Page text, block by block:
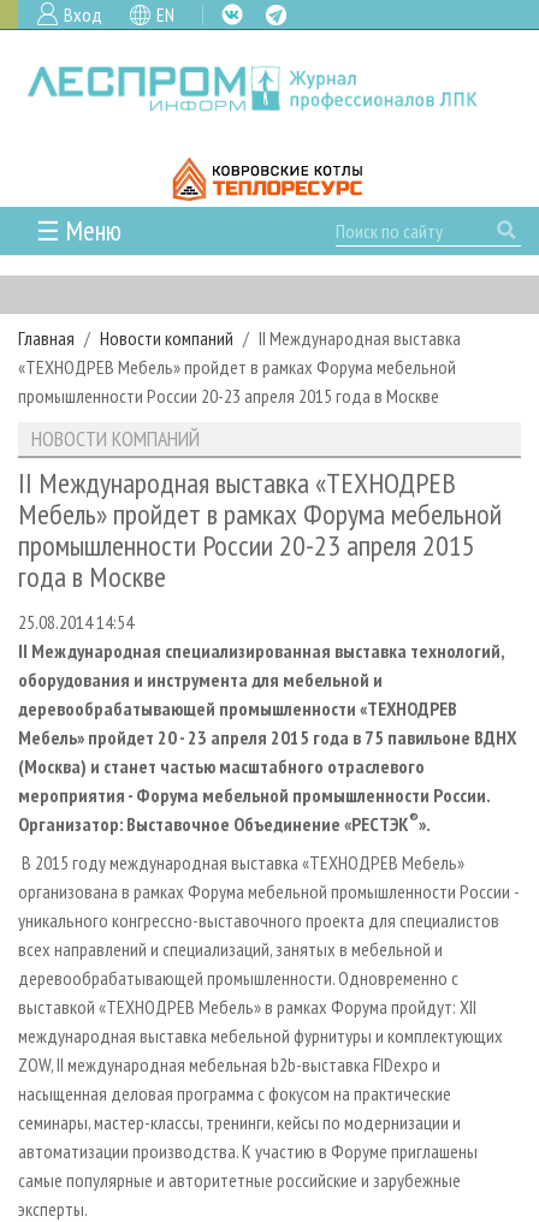
Вход EN
☰ Меню
ГЛАВНАЯ
РУБРИКИ И ТЕМЫ
РУБРИКИ ЖУРНАЛА
ЛЕСНОЕ ХОЗЯЙСТВО
ЛЕСОЗАГОТОВКА
ЛЕСОПИЛЕНИЕ
ДЕРЕВООБРАБОТКА
СУШКА ДРЕВЕСИНЫ
ПРОИЗВОДСТВО ДРЕВЕСНЫХ ПЛИТ
ДЕРЕВЯННОЕ ДОМОСТРОЕНИЕ
ПРОИЗВОДСТВО МЕБЕЛИ
БИОЭНЕРГЕТИКА
ЦБП
ИНСТРУМЕНТ И МАТЕРИАЛЫ
НОВОСТИ
КАЛЕНДАРЬ СОБЫТИЙ
НОВОСТИ ЛПК
НОВОСТИ ЖУРНАЛА
НОВОСТИ КОМПАНИЙ
ПРОЕКТЫ ЛПИ
АНАЛИТИКА
ПРЕДПРИЯТИЯ ЛПК
ЛЕСНЫЕ РЕГИОНЫ РОССИИ
ПЕРСОНЫ
МОБИЛЬНЫЕ ВЫСТАВКИ
ОФИЦИАЛЬНЫЕ ДЕЛЕГАЦИИ
ПРИОРИТЕТНЫЕ ИНВЕСТПРОЕКТЫ
RUSSIAN FORESTRY REVIEW
ГАЗЕТА ЛЕСПРОМФОРУМ
БИБЛИОТЕКА СПЕЦИАЛИСТА
АРХИВ
АРХИВ ЖУРНАЛОВ
СТАТЬИ
О ЖУРНАЛЕ
ПОДПИСКА
КОНТАКТЫ
РЕКЛАМОДАТЕЛЯМ
РЕКЛАМА
Главная Новости компаний
II Международная выставка
«ТЕХНОДРЕВ Мебель» пройдет в рамках Форума мебельной
промышленности России 20-23 апреля 2015 года в Москве
НОВОСТИ КОМПАНИЙ
II Международная выставка «ТЕХНОДРЕВ
Мебель» пройдет в рамках Форума мебельной
промышленности России 20-23 апреля 2015
года в Москве
25.08.2014 14:54
II Международная специализированная выставка технологий,
оборудования и инструмента для мебельной и
деревообрабатывающей промышленности «ТЕХНОДРЕВ
Мебель» пройдет 20 - 23 апреля 2015 года в 75 павильоне ВДНХ
(Москва) и станет частью масштабного отраслевого
мероприятия - Форума мебельной промышленности России.
Организатор: Выставочное Объединение «РЕСТЭК®».
В 2015 году международная выставка «ТЕХНОДРЕВ Мебель»
организована в рамках Форума мебельной промышленности России -
уникального конгрессно-выставочного проекта для специалистов
всех направлений и специализаций, занятых в мебельной и
деревообрабатывающей промышленности. Одновременно с
выставкой «ТЕХНОДРЕВ Мебель» в рамках Форума пройдут: XII
международная выставка мебельной фурнитуры и комплектующих
ZOW, II международная мебельная b2b-выставка FIDexpo и
насыщенная деловая программа с фокусом на практические
семинары, мастер-классы, тренинги, кейсы по модернизации и
автоматизации производства. К участию в Форуме приглашены
самые популярные и авторитетные российские и зарубежные
эксперты.